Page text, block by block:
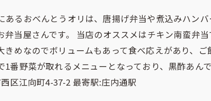
あるおべんとうオリは、唐揚げ弁当や煮込みハン
当屋さんです。 当店のオススメはチキン南蛮弁
めなのでボリュームもあって食べ応えがあり、
1番野菜が取れるメニューとなっており、黒酢あ
区江向町4-37-2 最寄駅:庄内通駅